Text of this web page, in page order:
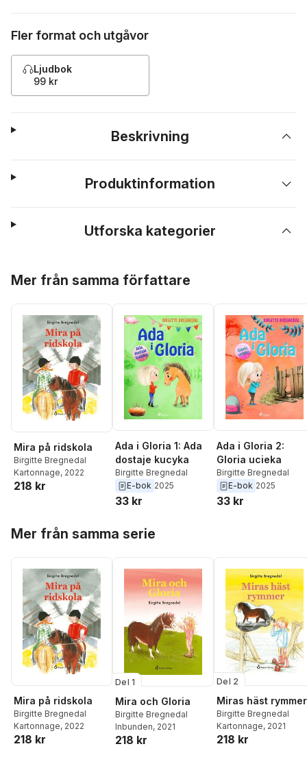
Fler format och utgåvor
Ljudbok
99 kr
Beskrivning
Produktinformation
Utforska kategorier
Mer från samma författare
Mira på ridskola
Birgitte Bregnedal
Kartonnage, 2022
218 kr
Ada i Gloria 1: Ada
dostaje kucyka
Birgitte Bregnedal
E-bok 2025
33 kr
Ada i Gloria 2:
Gloria ucieka
Birgitte Bregnedal
E-bok 2025
33 kr
Mer från samma serie
Mira på ridskola
Birgitte Bregnedal
Kartonnage, 2022
218 kr
Del 1
Mira och Gloria
Birgitte Bregnedal
Inbunden, 2021
218 kr
Del 2
Miras häst rymmer
Birgitte Bregnedal
Kartonnage, 2021
218 kr